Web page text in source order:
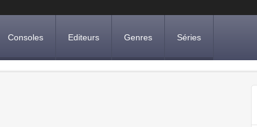
Consoles Editeurs Genres Séries